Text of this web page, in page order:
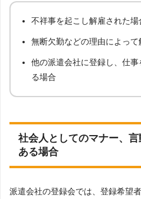
不祥事を起こし解雇された場
無断欠勤などの理由によって
他の派遣会社に登録し、仕
る場合
社会人としてのマナー、
ある場合
派遣会社の登録会では、登録希望